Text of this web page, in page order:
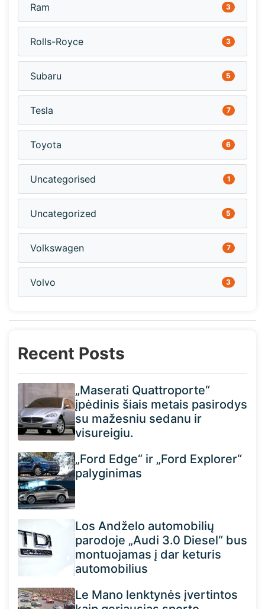
Ram 3
Rolls-Royce 3
Subaru 5
Tesla 7
Toyota 6
Uncategorised 1
Uncategorized 5
Volkswagen 7
Volvo 3
Recent Posts
„Maserati Quattroporte“
įpėdinis šiais metais pasirodys
su mažesniu sedanu ir
visureigiu.
„Ford Edge“ ir „Ford Explorer“
palyginimas
Los Andželo automobilių
parodoje „Audi 3.0 Diesel“ bus
montuojamas į dar keturis
automobilius
Le Mano lenktynės įvertintos